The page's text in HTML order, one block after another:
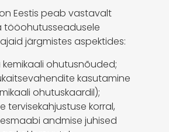
Eestis peab vastavalt
tööohutusseadusele
järgmistes aspektides:
ohutusnõuded;
kasutamine
ohutuskaardil);
tervisekahjustuse korral,
andmise juhised